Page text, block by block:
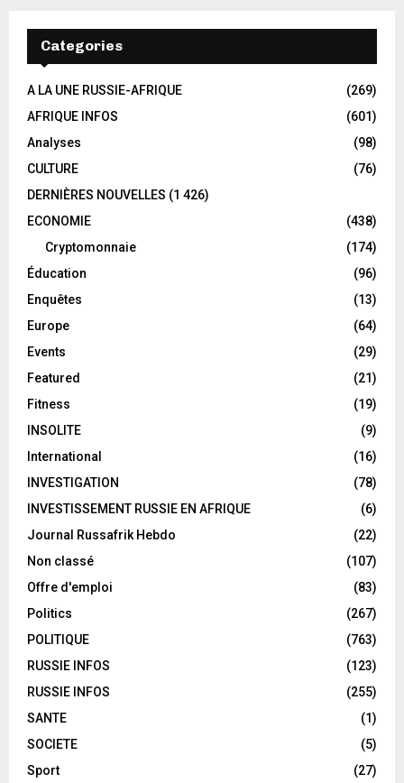
Categories
A LA UNE RUSSIE-AFRIQUE
(269)
AFRIQUE INFOS
(601)
Analyses
(98)
CULTURE
(76)
DERNIÈRES NOUVELLES (1 426)
ECONOMIE
(438)
Cryptomonnaie
(174)
Éducation
(96)
Enquêtes
(13)
Europe
(64)
Events
(29)
Featured
(21)
Fitness
(19)
INSOLITE
(9)
International
(16)
INVESTIGATION
(78)
INVESTISSEMENT RUSSIE EN AFRIQUE
(6)
Journal Russafrik Hebdo
(22)
Non classé
(107)
Offre d'emploi
(83)
Politics
(267)
POLITIQUE
(763)
RUSSIE INFOS
(123)
RUSSIE INFOS
(255)
SANTE
(1)
SOCIETE
(5)
Sport
(27)